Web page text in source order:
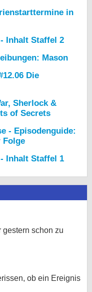
in
Inhalt Staffel 2
Mason
Die
Sherlock &
of Secrets
- Episodenguide:
Folge
Inhalt Staffel 1
schon zu
ob ein Ereignis